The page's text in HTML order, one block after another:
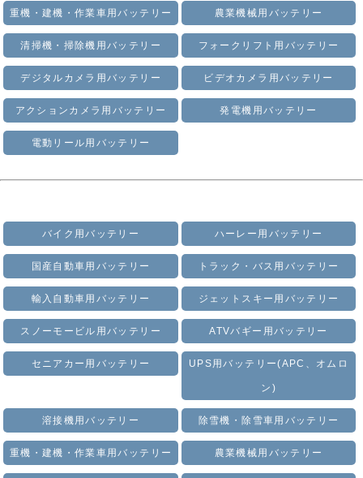
重機・建機・作業車用バッテリー 農業機械用バッテリー
清掃機・掃除機用バッテリー フォークリフト用バッテリー
デジタルカメラ用バッテリー ビデオカメラ用バッテリー
アクションカメラ用バッテリー 発電機用バッテリー
電動リール用バッテリー
バイク用バッテリー ハーレー用バッテリー
国産自動車用バッテリー トラック・バス用バッテリー
輸入自動車用バッテリー ジェットスキー用バッテリー
スノーモービル用バッテリー ATVバギー用バッテリー
セニアカー用バッテリー UPS用バッテリー(APC、オムロ
ン)
溶接機用バッテリー 除雪機・除雪車用バッテリー
重機・建機・作業車用バッテリー 農業機械用バッテリー